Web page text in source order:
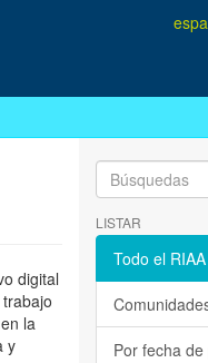
digital
la
y
LISTAR
Todo el RIAA
Por fecha